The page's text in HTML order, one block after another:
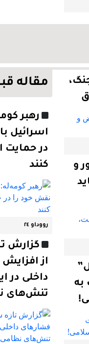
و
به
مقاله
رهبر
اسرائیل
در حمایت
کنند
رووداو ٢٤
گزارش
از
داخلی در
تنش‌های